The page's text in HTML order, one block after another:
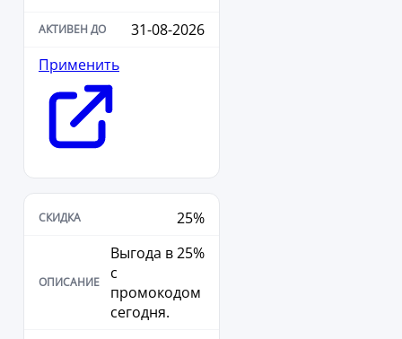
31-08-2026
Применить
25%
Выгода в 25%
с
промокодом
сегодня.